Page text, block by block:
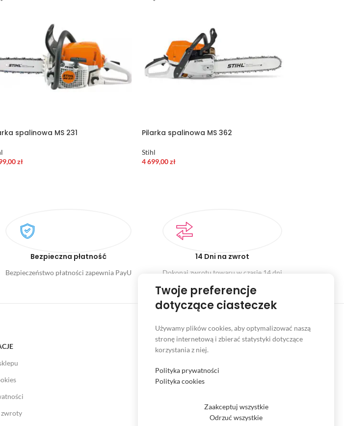
spalinowa MS 231
zł
Pilarka spalinowa MS 362
Stihl
4 699,00zł
Bezpieczna płatność
Bezpieczeństwo płatności zapewnia PayU
14 Dni na zwrot
Dokonaj zwrotu towaru w czasie 14 dni
zwroty
INFORMACJE
Kontakt
Twoje preferencje
dotyczące ciasteczek
Używamy plików cookies, aby optymalizować naszą
stronę internetową i zbierać statystyki dotyczące
korzystania z niej.
Polityka prywatności
Polityka cookies
Zaakceptuj wszystkie
Odrzuć wszystkie